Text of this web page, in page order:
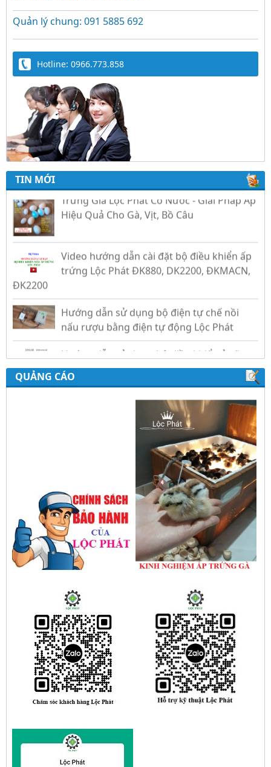
Quản lý chung: 091 5885 692
Hotline: 0966.773.858
TIN MỚI
Trứng Giả Lộc Phát Có Nước - Giải Pháp Ấp
Hiệu Quả Cho Gà, Vịt, Bồ Câu
Video hướng dẫn cài đặt bộ điều khiển ấp
trứng Lộc Phát ĐK880, DK2200, ĐKMACN,
ĐK2200
Hướng dẫn sử dụng bộ điện tự chế nồi
nấu rượu bằng điện tự động Lộc Phát
Hướng dẫn sử dụng bộ điều khiển ủ sữa
chua công nghiệp Lộc Phát
Hướng dẫn sử dụng bộ điều khiển độ ẩm
QUẢNG CÁO